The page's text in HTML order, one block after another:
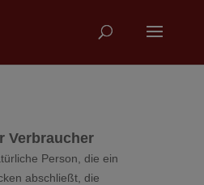
Verbraucher
Person, die ein
abschließt, die